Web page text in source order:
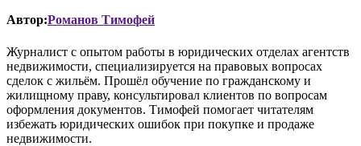
Автор:Романов Тимофей
Журналист с опытом работы в юридических отделах агентств
недвижимости, специализируется на правовых вопросах
сделок с жильём. Прошёл обучение по гражданскому и
жилищному праву, консультировал клиентов по вопросам
оформления документов. Тимофей помогает читателям
избежать юридических ошибок при покупке и продаже
недвижимости.